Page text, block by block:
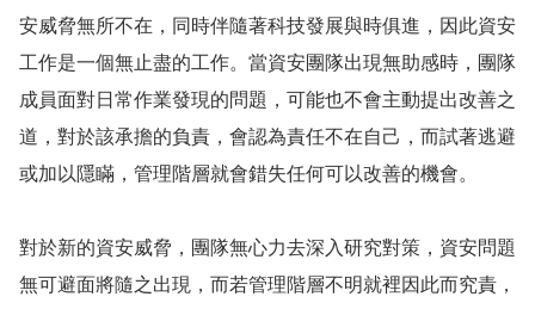
安威脅無所不在，同時伴隨著科技發展與時俱進，因此資安
工作是一個無止盡的工作。當資安團隊出現無助感時，團隊
成員面對日常作業發現的問題，可能也不會主動提出改善之
道，對於該承擔的負責，會認為責任不在自己，而試著逃避
或加以隱瞞，管理階層就會錯失任何可以改善的機會。
對於新的資安威脅，團隊無心力去深入研究對策，資安問題
無可避面將隨之出現，而若管理階層不明就裡因此而究責，